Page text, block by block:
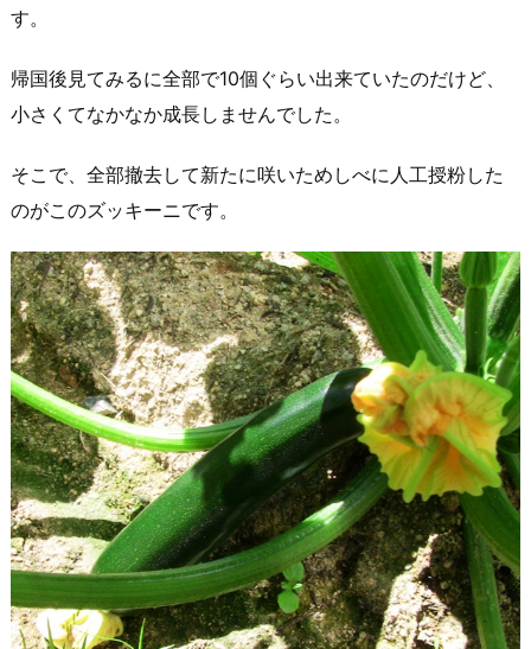
す。
帰国後見てみるに全部で10個ぐらい出来ていたのだけど、
小さくてなかなか成長しませんでした。
そこで、全部撤去して新たに咲いためしべに人工授粉した
のがこのズッキーニです。